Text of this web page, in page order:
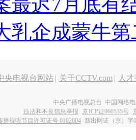
乳企成蒙牛
央电视台网站 | 关于CCTV.com | 人
中央广播电视总台 中国网络
违法和不良信息举报
京ICP证060535号
播视听节目许可证号 0102004 新出网证（京）